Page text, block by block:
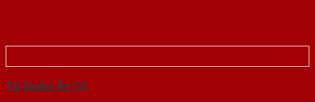
Tủ Quần Áo 13